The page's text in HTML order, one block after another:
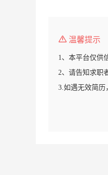
温馨提示
1、本平台仅供
2、请告知求职
3.如遇无效简历